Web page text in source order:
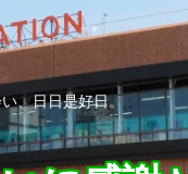
、日日是好日。